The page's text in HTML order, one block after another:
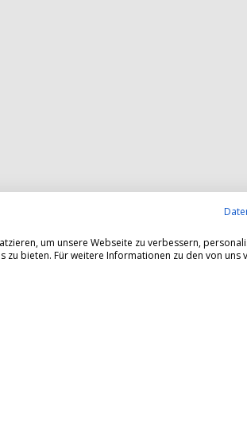
um unsere Webseite zu verbessern,
zu bieten. Für weitere Informationen zu den von uns